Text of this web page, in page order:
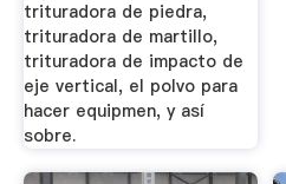
trituradora de piedra,
trituradora de martillo,
trituradora de impacto de
eje vertical, el polvo para
hacer equipmen, y así
sobre.